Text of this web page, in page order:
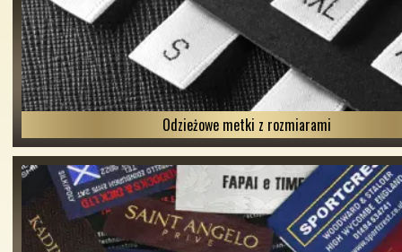
Odzieżowe metki z rozmiarami